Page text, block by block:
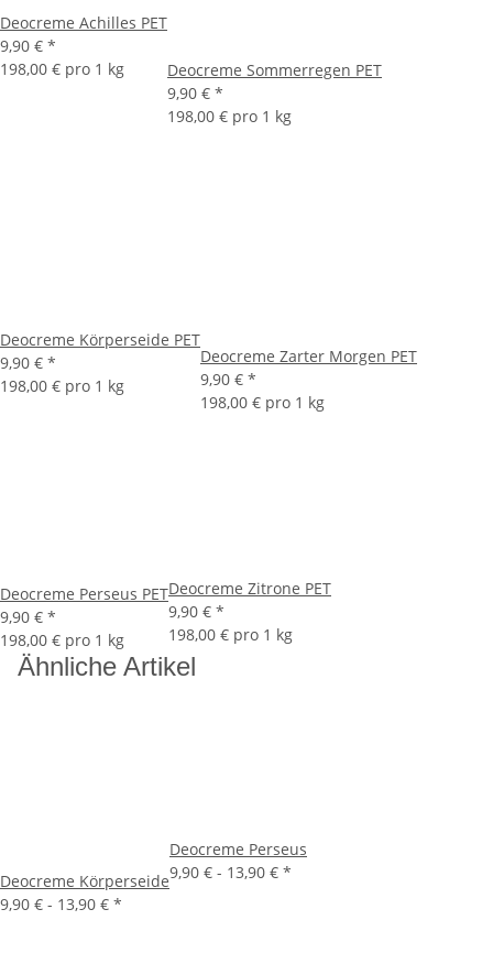
Deocreme Achilles PET
9,90 € *
198,00 € pro 1 kg
Deocreme Sommerregen PET
9,90 € *
198,00 € pro 1 kg
Deocreme Körperseide PET
9,90 € *
198,00 € pro 1 kg
Deocreme Zarter Morgen PET
9,90 € *
198,00 € pro 1 kg
Deocreme Perseus PET
9,90 € *
198,00 € pro 1 kg
Deocreme Zitrone PET
9,90 € *
198,00 € pro 1 kg
Ähnliche Artikel
Deocreme Körperseide
9,90 € - 13,90 € *
Deocreme Perseus
9,90 € - 13,90 € *